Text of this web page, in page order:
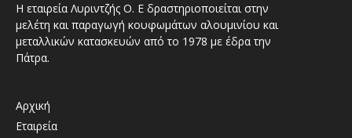
Η εταιρεία Λυριντζής Ο. Ε δραστηριοποιείται στην
μελέτη και παραγωγή κουφωμάτων αλουμινίου και
μεταλλικών κατασκευών από το 1978 με έδρα την
Πάτρα.
Αρχική
Εταιρεία